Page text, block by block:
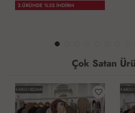
2.ÜRÜNDE %35 İNDİRM
Çok Satan
KARGO BEDAVA KARGO